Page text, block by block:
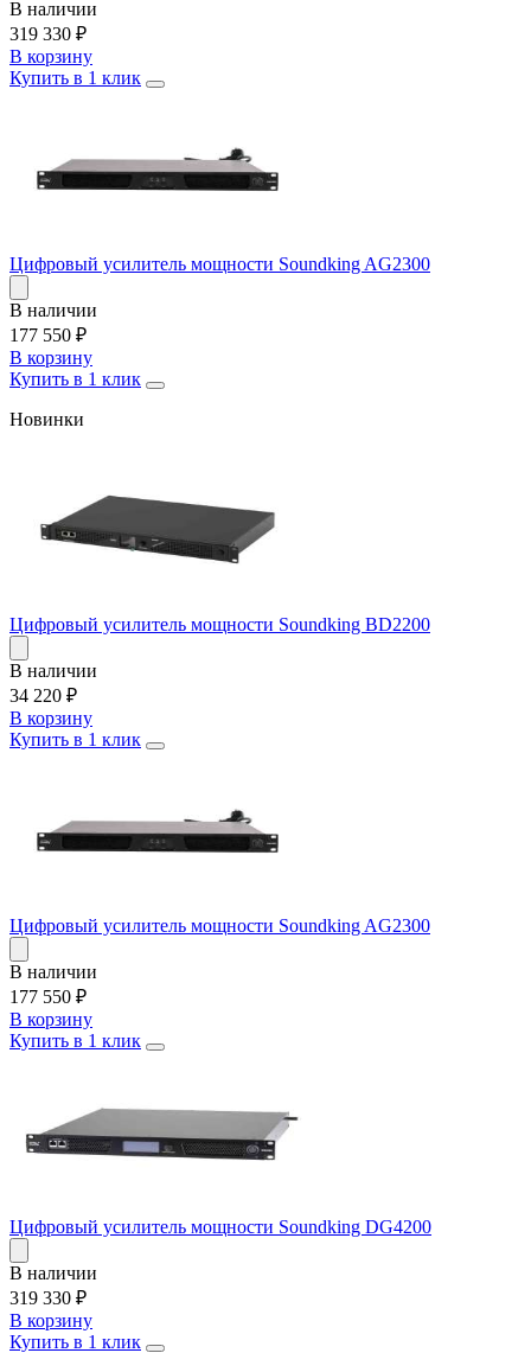
В наличии
319 330 ₽
В корзину
Купить в 1 клик
Цифровый усилитель мощности Soundking AG2300
В наличии
177 550 ₽
В корзину
Купить в 1 клик
Новинки
Цифровый усилитель мощности Soundking BD2200
В наличии
34 220 ₽
В корзину
Купить в 1 клик
Цифровый усилитель мощности Soundking AG2300
В наличии
177 550 ₽
В корзину
Купить в 1 клик
Цифровый усилитель мощности Soundking DG4200
В наличии
319 330 ₽
В корзину
Купить в 1 клик